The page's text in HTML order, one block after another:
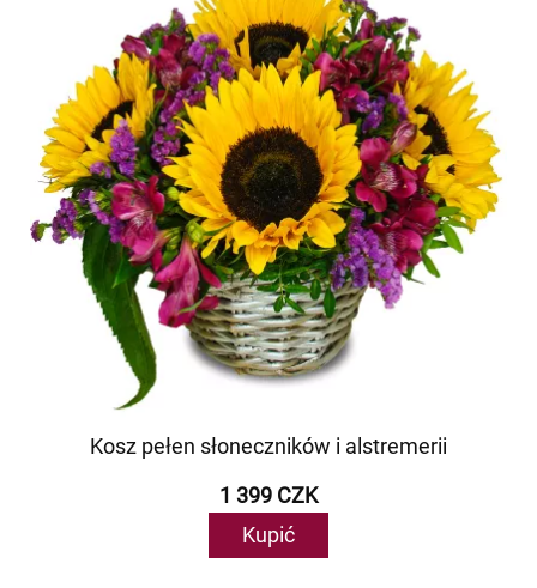
Kosz pełen słoneczników i alstremerii
1 399 CZK
Kupić